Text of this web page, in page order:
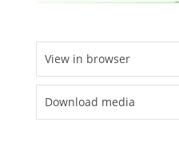
View in browser
Download media